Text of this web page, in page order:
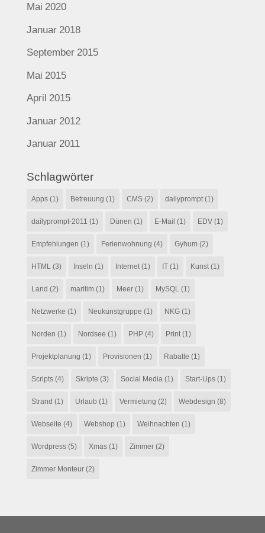
Mai 2020
Januar 2018
September 2015
Mai 2015
April 2015
Januar 2012
Januar 2011
Schlagwörter
Apps(1) Betreuung (1) CMS(2) dailyprompt(1)
dailyprompt-2011 (1) Dünen (1) E-Mail (1) EDV(1)
Empfehlungen (1) Ferienwohnung (4) Gyhum(2)
HTML(3) Inseln (1) Internet(1) IT(1) Kunst(1)
Land (2) maritim(1) Meer(1) MySQL(1)
Netzwerke (1) Neukunstgruppe (1) NKG(1)
Norden (1) Nordsee (1) PHP(4) Print(1)
Projektplanung (1) Provisionen (1) Rabatte (1)
Scripts(4) Skripte (3) Social Media(1) Start-Ups(1)
Strand (1) Urlaub (1) Vermietung (2) Webdesign (8)
Webseite (4) Webshop (1) Weihnachten (1)
Wordpress(5) Xmas(1) Zimmer(2)
Zimmer Monteur(2)